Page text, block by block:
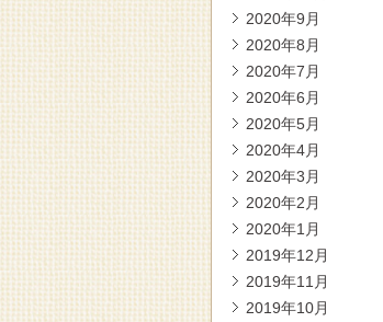
2020年9月
2020年8月
2020年7月
2020年6月
2020年5月
2020年4月
2020年3月
2020年2月
2020年1月
2019年12月
2019年11月
2019年10月